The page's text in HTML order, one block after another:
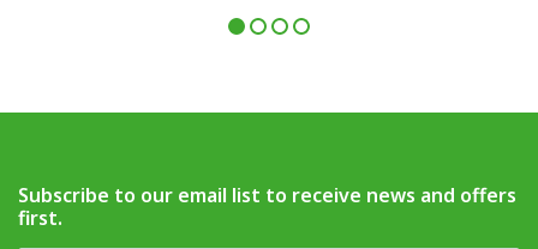
Subscribe to our email list to receive news and offers
first.